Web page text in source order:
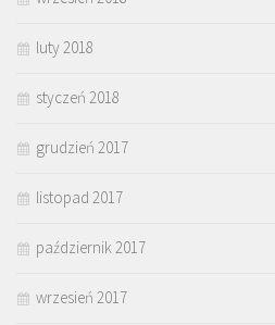
luty 2018
styczeń 2018
grudzień 2017
listopad 2017
październik 2017
wrzesień 2017